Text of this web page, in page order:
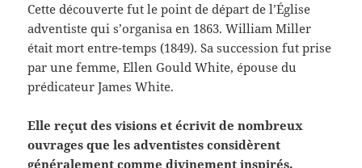
Cette découverte fut le point de départ de l’Église
adventiste qui s’organisa en 1863. William Miller
était mort entre-temps (1849). Sa succession fut prise
par une femme, Ellen Gould White, épouse du
prédicateur James White.
Elle reçut des visions et écrivit de nombreux
ouvrages que les adventistes considèrent
généralement comme divinement inspirés.